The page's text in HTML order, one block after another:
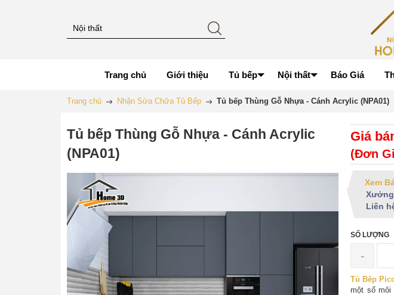
Trang chủ Giới thiệu Tủ bếp Nội thất Báo Giá
Trang chủ Nhận Sửa Chữa Tủ Bếp Tủ bếp Thùng Gỗ Nhựa - Cánh Acrylic (NPA01)
Tủ bếp Thùng Gỗ Nhựa - Cánh Acrylic
(NPA01)
Giá
(Đơn
Xem
Liên
SỐ LƯỢNG
-
Tủ Bếp
một số